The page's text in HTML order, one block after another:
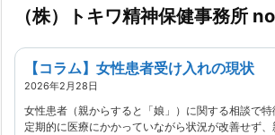
（株）トキワ精神保健事務所
【コラム】女性患者受け入れの現状
2026年2月28日
女性患者（親からすると「娘」）に関する相談で
定期的に医療にかかっていながら状況が改善せず